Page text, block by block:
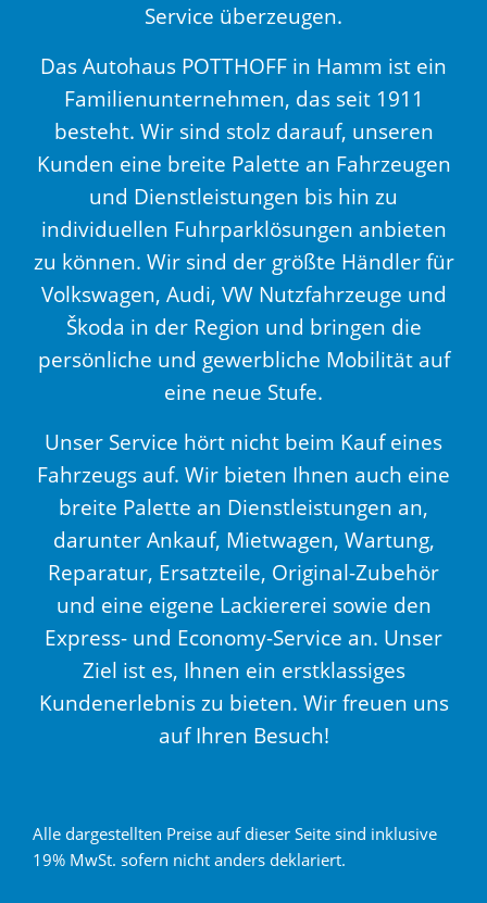
Service überzeugen.
Das Autohaus POTTHOFF in Hamm ist ein
Familienunternehmen, das seit 1911
besteht. Wir sind stolz darauf, unseren
Kunden eine breite Palette an Fahrzeugen
und Dienstleistungen bis hin zu
individuellen Fuhrparklösungen anbieten
zu können. Wir sind der größte Händler für
Volkswagen, Audi, VW Nutzfahrzeuge und
Škoda in der Region und bringen die
persönliche und gewerbliche Mobilität auf
eine neue Stufe.
Unser Service hört nicht beim Kauf eines
Fahrzeugs auf. Wir bieten Ihnen auch eine
breite Palette an Dienstleistungen an,
darunter Ankauf, Mietwagen, Wartung,
Reparatur, Ersatzteile, Original-Zubehör
und eine eigene Lackiererei sowie den
Express- und Economy-Service an. Unser
Ziel ist es, Ihnen ein erstklassiges
Kundenerlebnis zu bieten. Wir freuen uns
auf Ihren Besuch!
Alle dargestellten Preise auf dieser Seite sind inklusive
19% MwSt. sofern nicht anders deklariert.